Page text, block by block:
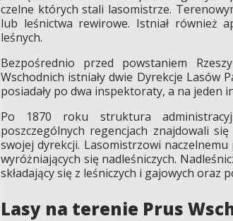
czelne których stali lasomistrze.
lub leśnictwa rewirowe. Istniał również
leśnych.
Bezpośrednio przed powstaniem
Wschodnich istniały dwie Dyrekcje Lasów
posiadały po dwa inspektoraty, a na jeden
Po 1870 roku struktura
poszczególnych regencjach znajdowali
swojej dyrekcji. Lasomistrzowi
wyróżniających się nadleśniczych.
składający się z leśniczych i gajowych oraz
Lasy na terenie Prus